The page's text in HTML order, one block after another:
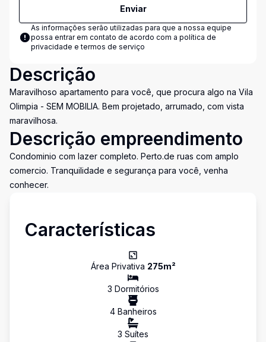
Enviar
As informações serão utilizadas para que a nossa equipe
possa entrar em contato de acordo com a política de
privacidade e termos de serviço
Descrição
Maravilhoso apartamento para você, que procura algo na Vila
Olimpia - SEM MOBILIA. Bem projetado, arrumado, com vista
maravilhosa.
Descrição empreendimento
Condominio com lazer completo. Perto.de ruas com amplo
comercio. Tranquilidade e segurança para você, venha
conhecer.
Características
Área Privativa 275m²
3 Dormitórios
4Banheiros
3 Suítes